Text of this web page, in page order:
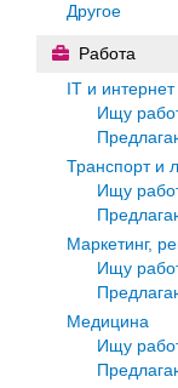
Другое
Работа
IT и интернет
Ищу
Транспорт и
Ищу
Маркетинг,
Ищу
Медицина
Ищу